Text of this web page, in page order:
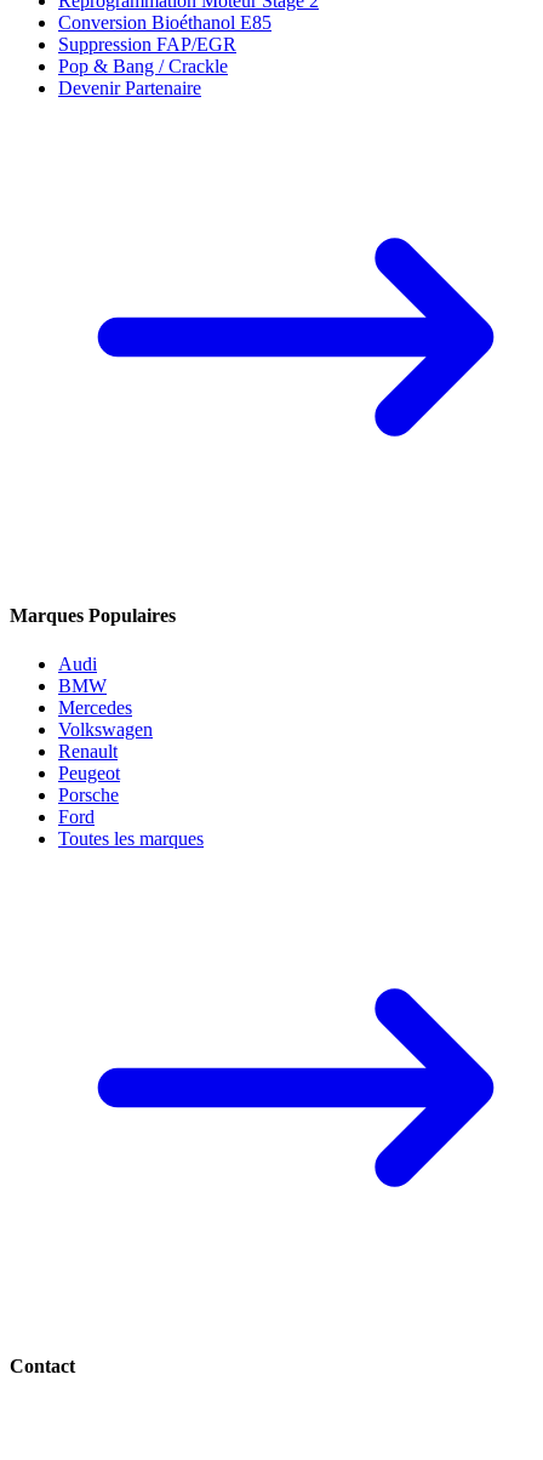
Conversion Bioéthanol E85
Suppression FAP/EGR
Pop & Bang / Crackle
Devenir Partenaire
Marques Populaires
Audi
BMW
Mercedes
Volkswagen
Renault
Peugeot
Porsche
Ford
Toutes les marques
Contact